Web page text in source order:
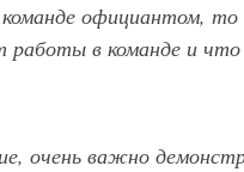
команде официантом,
в команде и что
очень важно